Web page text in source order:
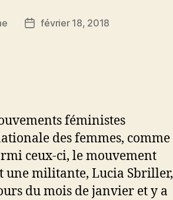
Datefévrier 18, 2018
féministes
des femmes, comme
ceux-ci, le mouvement
une militante, Lucia Sbriller,
du mois de janvier et y a